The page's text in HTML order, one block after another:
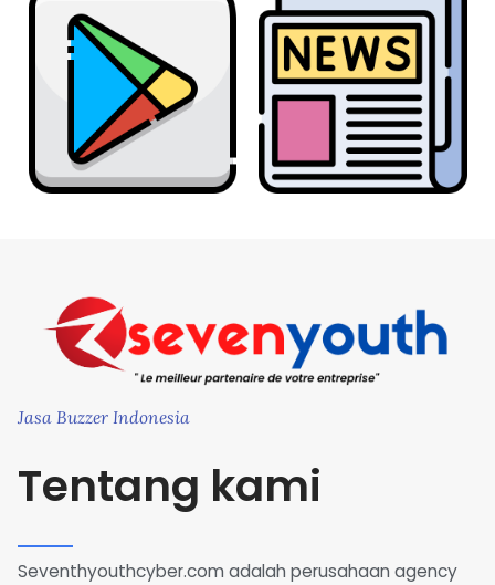
Jasa Buzzer Indonesia
Tentang kami
Seventhyouthcyber.com adalah perusahaan agency